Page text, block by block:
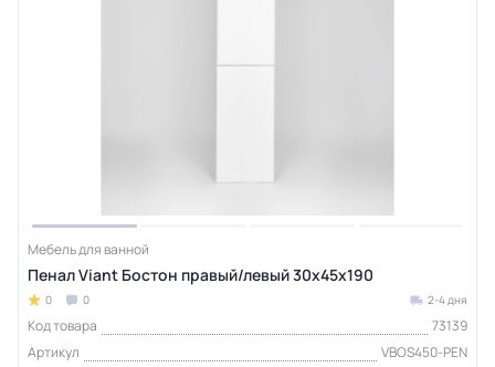
Мебель для ванной
Пенал Viant Бостон правый/левый 30х45х190
0 0 2-4 дня
Код товара
73139
Артикул
VBOS450-PEN